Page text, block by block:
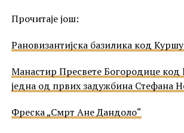
Прочитаје још:
Рановизантијска базилика код
Манастир Пресвете Богородице код
једна од првих задужбина Стефана
Фреска „Смрт Ане Дандоло“